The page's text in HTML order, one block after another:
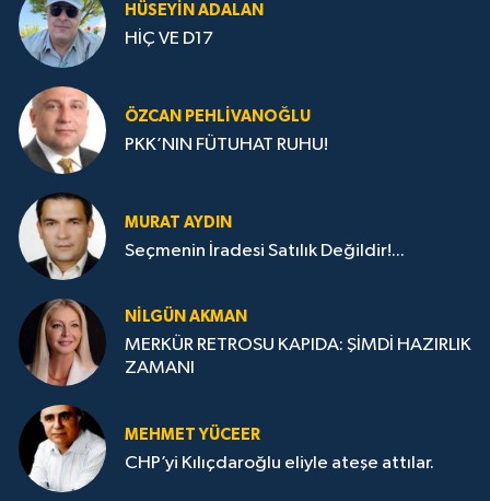
HÜSEYIN ADALAN
HİÇ VE D17
ÖZCAN PEHLIVANOĞLU
PKK’NIN FÜTUHAT RUHU!
MURAT AYDIN
Seçmenin İradesi Satılık Değildir!...
NILGÜN AKMAN
MERKÜR RETROSU KAPIDA: ŞİMDİ HAZIRLIK
ZAMANI
MEHMET YÜCEER
CHP’yi Kılıçdaroğlu eliyle ateşe attılar.